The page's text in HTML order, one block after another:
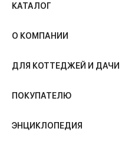
КАТАЛОГ
О КОМПАНИИ
ДЛЯ КОТТЕДЖЕЙ И ДАЧИ
ПОКУПАТЕЛЮ
ЭНЦИКЛОПЕДИЯ